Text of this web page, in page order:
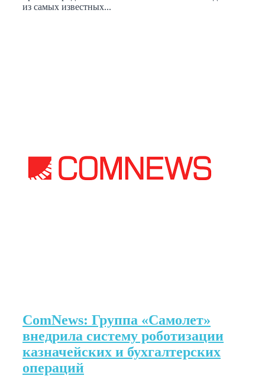
из самых известных...
ComNews: Группа «Самолет»
внедрила систему роботизации
казначейских и бухгалтерских
операций